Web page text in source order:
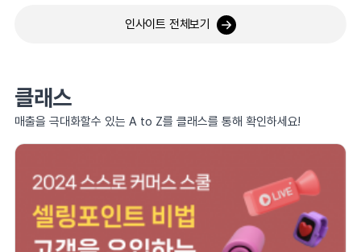
인사이트 전체보기
클래스
매출을 극대화할수 있는 A to Z를 클래스를 통해 확인하세요!